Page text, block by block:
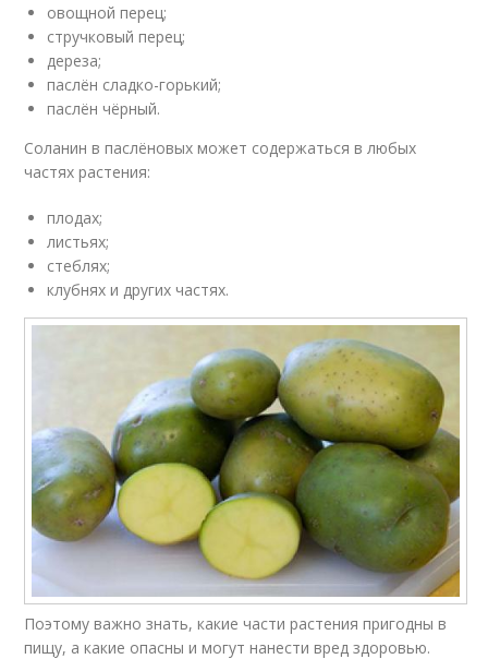
овощной перец;
стручковый перец;
дереза;
паслён сладко-горький;
паслён чёрный.
Соланин в паслёновых может содержаться в любых
частях растения:
плодах;
листьях;
стеблях;
клубнях и других частях.
Поэтому важно знать, какие части растения пригодны в
пищу, а какие опасны и могут нанести вред здоровью.